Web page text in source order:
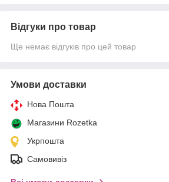
Відгуки про товар
Ще немає відгуків про цей товар
Умови доставки
Нова Пошта
Магазини Rozetka
Укрпошта
Самовивіз